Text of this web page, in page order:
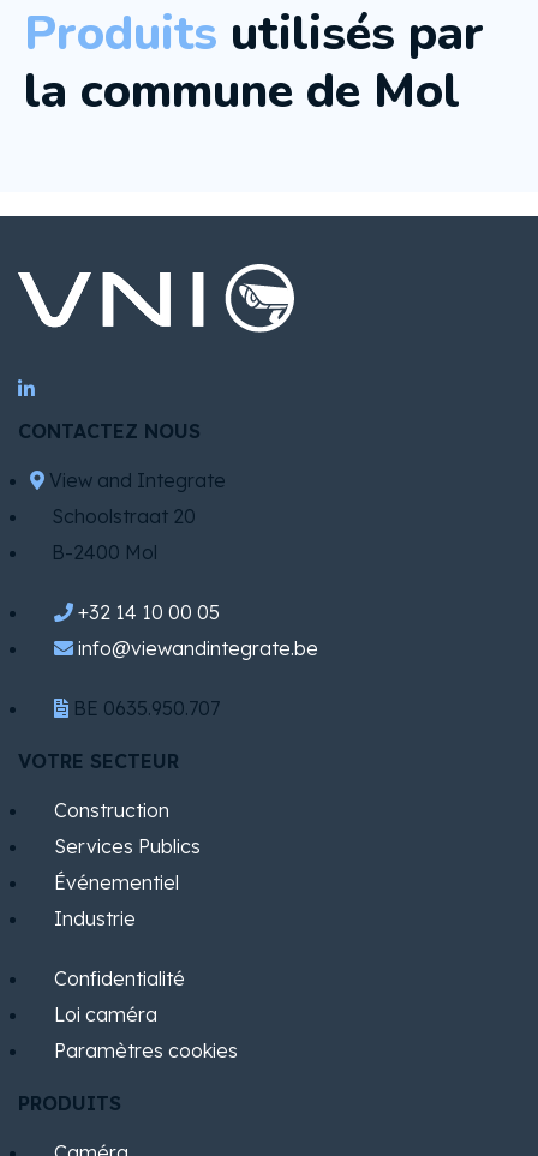
Produits utilisés par
la commune de Mol
HORS RÉSEAU
CONTACTEZ NOUS
View and Integrate
Schoolstraat 20
B-2400 Mol
+32 14 10 00 05
info@viewandintegrate.be
BE 0635.950.707
VOTRE SECTEUR
Construction
Services Publics
​Événementiel
Industrie
Confidentialité
Loi caméra
Paramètres cookies
PRODUITS